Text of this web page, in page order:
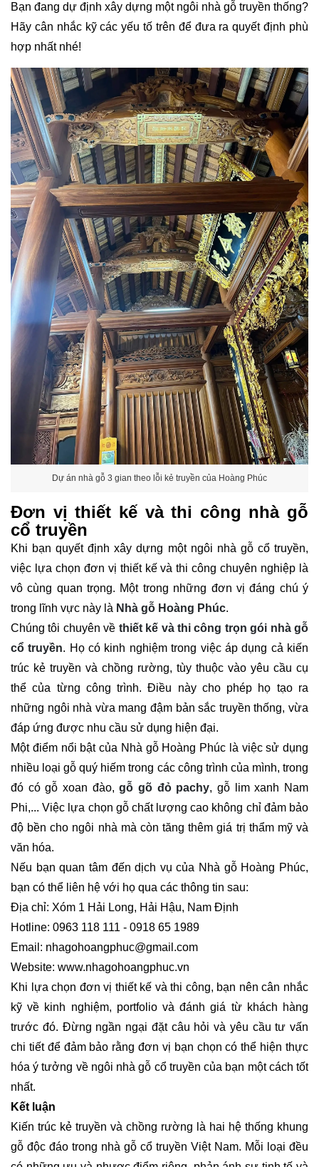
Bạn đang dự định xây dựng một ngôi nhà gỗ truyền thống?
Hãy cân nhắc kỹ các yếu tố trên để đưa ra quyết định phù
hợp nhất nhé!
Dự án nhà gỗ 3 gian theo lỗi kẻ truyền của Hoàng Phúc
Đơn vị thiết kế và thi công nhà gỗ
cổ truyền
Khi bạn quyết định xây dựng một ngôi nhà gỗ cổ truyền,
việc lựa chọn đơn vị thiết kế và thi công chuyên nghiệp là
vô cùng quan trọng. Một trong những đơn vị đáng chú ý
trong lĩnh vực này là Nhà gỗ Hoàng Phúc.
Chúng tôi chuyên về thiết kế và thi công trọn gói nhà gỗ
cổ truyền. Họ có kinh nghiệm trong việc áp dụng cả kiến
trúc kẻ truyền và chồng rường, tùy thuộc vào yêu cầu cụ
thể của từng công trình. Điều này cho phép họ tạo ra
những ngôi nhà vừa mang đậm bản sắc truyền thống, vừa
đáp ứng được nhu cầu sử dụng hiện đại.
Một điểm nổi bật của Nhà gỗ Hoàng Phúc là việc sử dụng
nhiều loại gỗ quý hiếm trong các công trình của mình, trong
đó có gỗ xoan đào,gỗ gõ đỏ pachy, gỗ lim xanh Nam
Phi,... Việc lựa chọn gỗ chất lượng cao không chỉ đảm bảo
độ bền cho ngôi nhà mà còn tăng thêm giá trị thẩm mỹ và
văn hóa.
Nếu bạn quan tâm đến dịch vụ của Nhà gỗ Hoàng Phúc,
bạn có thể liên hệ với họ qua các thông tin sau:
Địa chỉ: Xóm 1 Hải Long, Hải Hậu, Nam Định
Hotline: 0963 118 111 - 0918 65 1989
Email: nhagohoangphuc@gmail.com
Website: www.nhagohoangphuc.vn
Khi lựa chọn đơn vị thiết kế và thi công, bạn nên cân nhắc
kỹ về kinh nghiệm, portfolio và đánh giá từ khách hàng
trước đó. Đừng ngần ngại đặt câu hỏi và yêu cầu tư vấn
chi tiết để đảm bảo rằng đơn vị bạn chọn có thể hiện thực
hóa ý tưởng về ngôi nhà gỗ cổ truyền của bạn một cách tốt
nhất.
Kết luận
Kiến trúc kẻ truyền và chồng rường là hai hệ thống khung
gỗ độc đáo trong nhà gỗ cổ truyền Việt Nam. Mỗi loại đều